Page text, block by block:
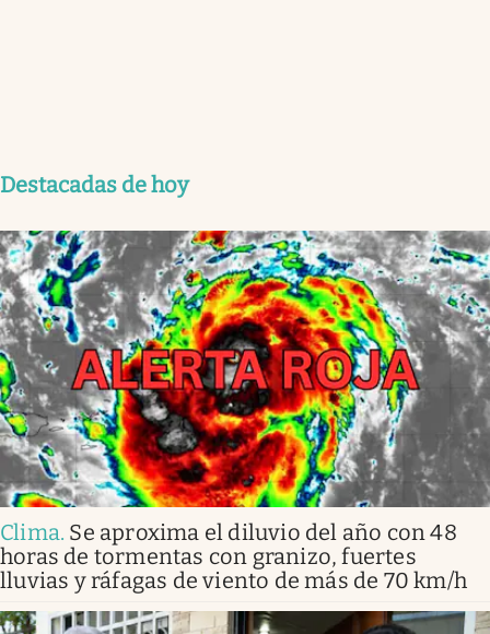
Destacadas de hoy
Clima. Se aproxima el diluvio del año con 48
horas de tormentas con granizo, fuertes
lluvias y ráfagas de viento de más de 70 km/h